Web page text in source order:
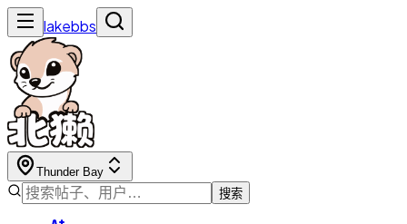
lakebbs
Thunder Bay
搜索